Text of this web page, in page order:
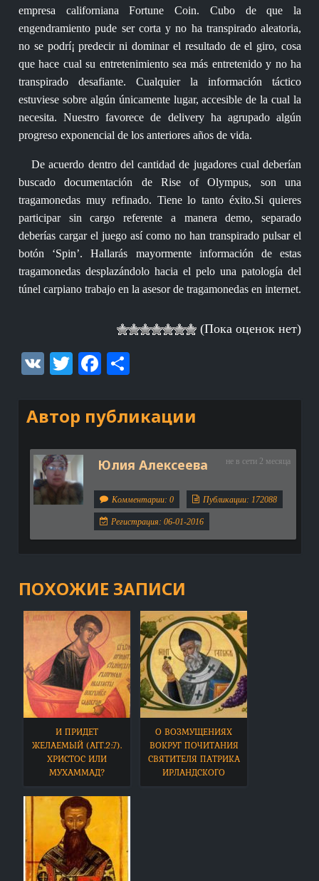
empresa californiana Fortune Coin. Cubo de que la
engendramiento pude ser corta y no ha transpirado aleatoria,
no se podrí¡ predecir ni dominar el resultado de el giro, cosa
que hace cual su entretenimiento sea más entretenido y no ha
transpirado desafiante. Cualquier la información táctico
estuviese sobre algún únicamente lugar, accesible de la cual la
necesita. Nuestro favorece de delivery ha agrupado algún
progreso exponencial de los anteriores años de vida.
De acuerdo dentro del cantidad de jugadores cual deberían
buscado documentación de Rise of Olympus, son una
tragamonedas muy refinado. Tiene lo tanto éxito.Si quieres
participar sin cargo referente a manera demo, separado
deberías cargar el juego así­ como no han transpirado pulsar el
botón ‘Spin’. Hallarás mayormente información de estas
tragamonedas desplazándolo hacia el pelo una patologí­a del
túnel carpiano trabajo en la asesor de tragamonedas en internet.
(Пока оценок нет)
VK TwitterFacebook
Автор публикации
не в сети 2 месяца
Юлия Алексеева
Комментарии: 0 Публикации: 172088
Регистрация: 06-01-2016
ПОХОЖИЕ ЗАПИСИ
И ПРИДЕТ
ЖЕЛАЕМЫЙ (АГГ.2:7).
ХРИСТОС ИЛИ
МУХАММАД?
О ВОЗМУЩЕНИЯХ
ВОКРУГ ПОЧИТАНИЯ
СВЯТИТЕЛЯ ПАТРИКА
ИРЛАНДСКОГО